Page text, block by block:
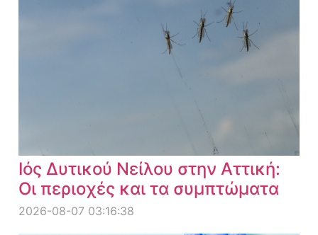
Ιός Δυτικού Νείλου στην Αττική:
Οι περιοχές και τα συμπτώματα
2026-08-07 03:16:38